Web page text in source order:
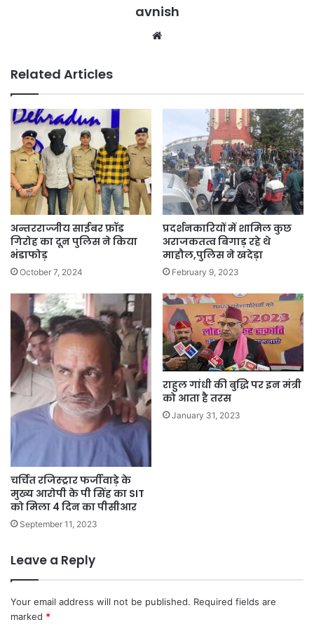
avnish
Related Articles
अन्तरराज्जीय साईबर फ्रॉड
गिरोह का दून पुलिस ने किया
भंडाफोड़
October 7, 2024
प्रदर्शनकारियों में शामिल कुछ
अराजकतत्व बिगाड़ रहे थे
माहौल,पुलिस ने खदेड़ा
February 9, 2023
चर्चित रजिस्ट्रार फर्जीवाड़े के
मुख्य आरोपी के पी सिंह का SIT
को मिला 4 दिन का पीसीआर
September 11, 2023
राहुल गांधी की बुद्धि पर इन मंत्री
को आता है तरस
January 31, 2023
Leave a Reply
Your email address will not be published. Required fields are
marked *